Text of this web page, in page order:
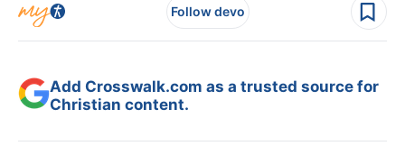
Follow devo
Add Crosswalk.com as a trusted source for
Christian content.